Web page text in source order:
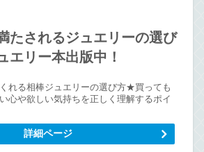
たされるジュエリーの選び
エリー本出版中！
れる相棒ジュエリーの選び方★買っても
心や欲しい気持ちを正しく理解するポイ
詳細ページ